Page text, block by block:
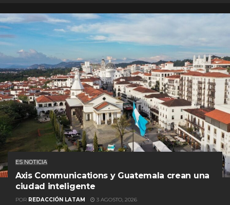
ES NOTICIA
Axis Communications y Guatemala crean una
ciudad inteligente
POR REDACCIÓN LATAM 3 AGOSTO, 2026